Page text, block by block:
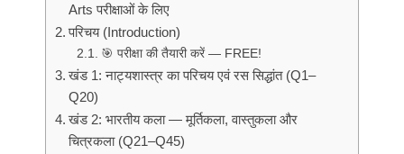
Arts परीक्षाओं के लिए
परिचय (Introduction)
🎯 परीक्षा की तैयारी करें — FREE!
खंड 1: नाट्यशास्त्र का परिचय एवं रस सिद्धांत (Q1–
Q20)
खंड 2: भारतीय कला — मूर्तिकला, वास्तुकला और
चित्रकला (Q21–Q45)